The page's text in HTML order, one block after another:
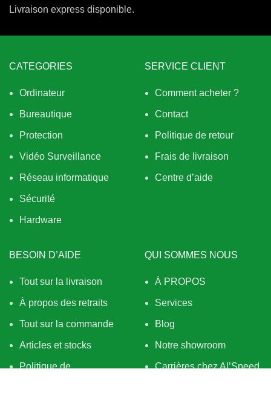
Livraison express disponible.
CATEGORIES
Ordinateur
Bureautique
Protection
Vidéo Surveillance
Réseau informatique
Sécurité
Hardware
SERVICE CLIENT
Comment acheter ?
Contact
Politique de retour
Frais de livraison
Centre d’aide
BESOIN D’AIDE
Tout sur la livraison
À propos des retraits
Tout sur la commande
Articles et stocks
Politique de
QUI SOMMES NOUS
À PROPOS
Services
Blog
Notre showroom
Carrières chez Al’Speed